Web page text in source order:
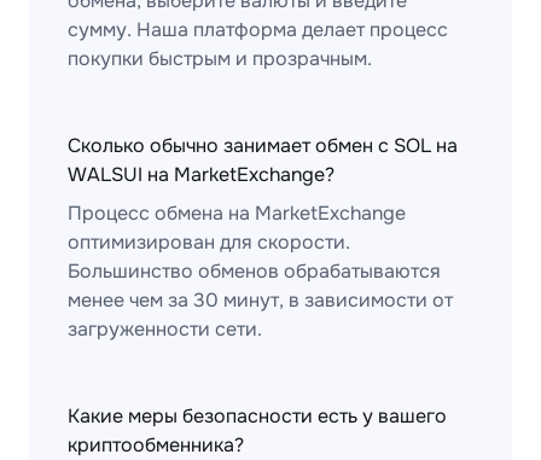
сумму. Наша платформа делает процесс
покупки быстрым и прозрачным.
Сколько обычно занимает обмен с SOL на
WALSUI на MarketExchange?
Процесс обмена на MarketExchange
оптимизирован для скорости.
Большинство обменов обрабатываются
менее чем за 30 минут, в зависимости от
загруженности сети.
Какие меры безопасности есть у вашего
криптообменника?